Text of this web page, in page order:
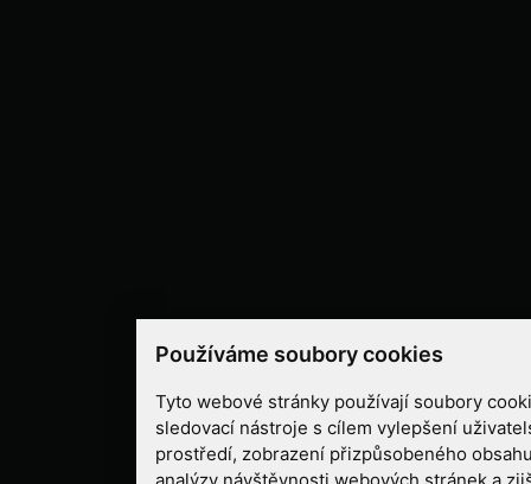
Používáme soubory cookies
Tyto webové stránky používají soubory
sledovací nástroje s cílem vylepšení
prostředí, zobrazení přizpůsobeného